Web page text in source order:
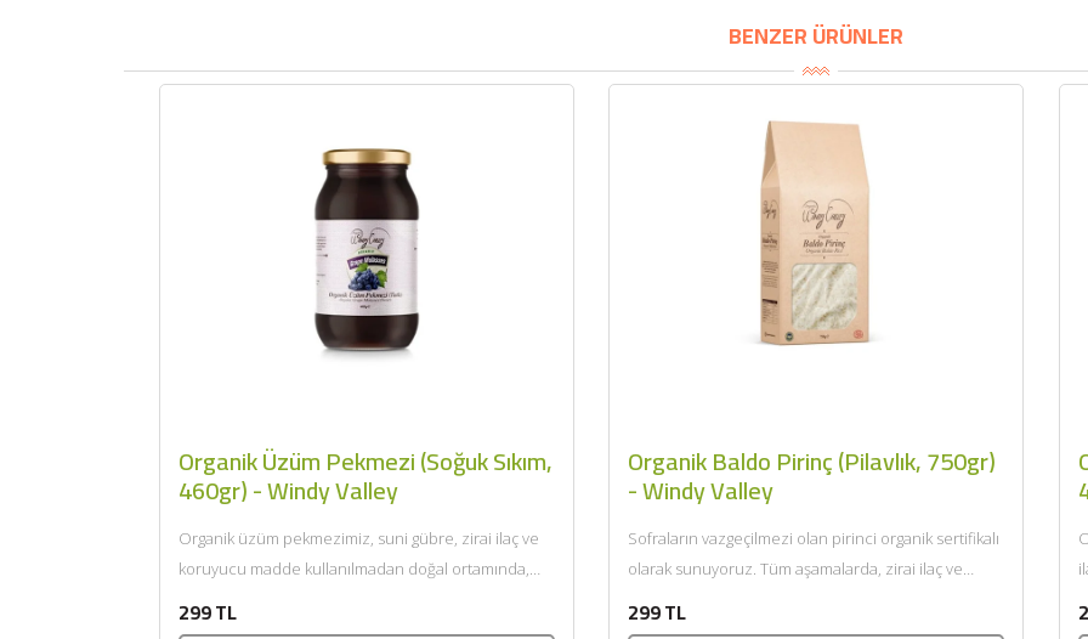
BENZER ÜRÜNLER
Organik Üzüm Pekmezi (Soğuk Sıkım,
460gr) - Windy Valley
Organik üzüm pekmezimiz, suni gübre, zirai ilaç ve
koruyucu madde kullanılmadan doğal ortamında,
299 TL
Organik Baldo Pirinç (Pilavlık, 750gr)
- Windy Valley
Sofraların vazgeçilmezi olan pirinci organik sertifikalı
olarak sunuyoruz. Tüm aşamalarda, zirai ilaç ve
299 TL